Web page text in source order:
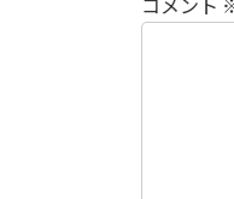
コメント